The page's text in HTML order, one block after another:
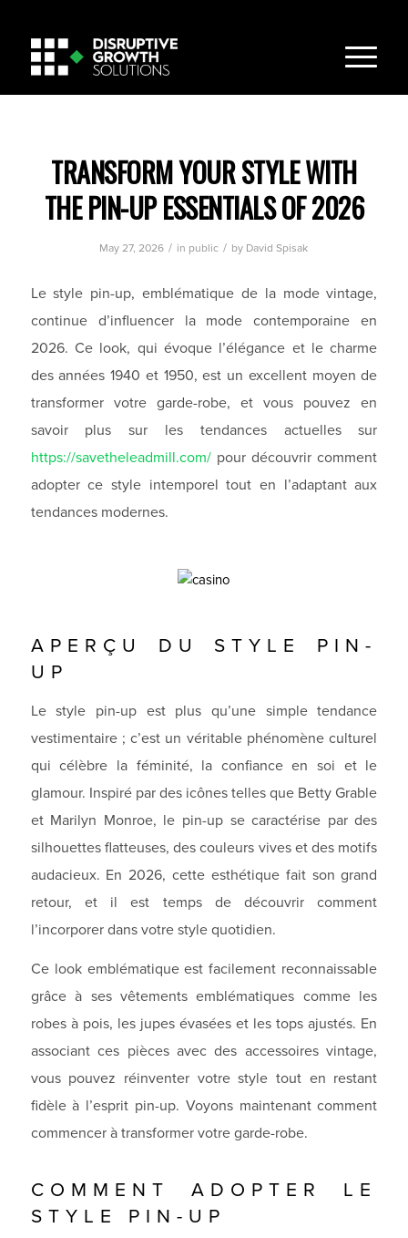
TRANSFORM YOUR STYLE WITH
THE PIN-UP ESSENTIALS OF 2026
May 27, 2026 / in public / by David Spisak
Le style pin-up, emblématique de la mode vintage,
continue d’influencer la mode contemporaine en
2026. Ce look, qui évoque l’élégance et le charme
des années 1940 et 1950, est un excellent moyen de
transformer votre garde-robe, et vous pouvez en
savoir plus sur les tendances actuelles sur
https://savetheleadmill.com/pour découvrir comment
adopter ce style intemporel tout en l’adaptant aux
tendances modernes.
APERÇU DU STYLE PIN-
UP
Le style pin-up est plus qu’une simple tendance
vestimentaire ; c’est un véritable phénomène culturel
qui célèbre la féminité, la confiance en soi et le
glamour. Inspiré par des icônes telles que Betty Grable
et Marilyn Monroe, le pin-up se caractérise par des
silhouettes flatteuses, des couleurs vives et des motifs
audacieux. En 2026, cette esthétique fait son grand
retour, et il est temps de découvrir comment
l’incorporer dans votre style quotidien.
Ce look emblématique est facilement reconnaissable
grâce à ses vêtements emblématiques comme les
robes à pois, les jupes évasées et les tops ajustés. En
associant ces pièces avec des accessoires vintage,
vous pouvez réinventer votre style tout en restant
fidèle à l’esprit pin-up. Voyons maintenant comment
commencer à transformer votre garde-robe.
COMMENT ADOPTER LE
STYLE PIN-UP